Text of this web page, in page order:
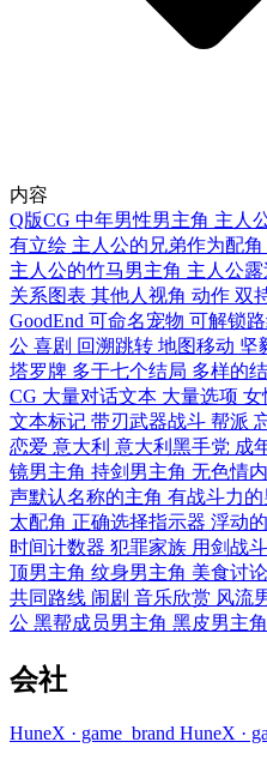
内容
Q版CG 中年男性男主角 主人
有立绘 主人公的兄弟作为配角
主人公的竹马男主角 主人公
关系图表 其他人视角 动作 双
GoodEnd 可命名宠物 可解锁
公 喜剧 回溯跳转 地图移动 坚
塔罗牌 多于七个结局 多样的
CG 大量对话文本 大量选项 女
文本标记 带刃武器战斗 帮派
恋爱 意大利 意大利黑手党 成
镜男主角 持剑男主角 无色情
声默认名称的主角 有战斗力的
太配角 正确选择指示器 浮动
时间计数器 犯罪家族 用剑战斗
顶男主角 纹身男主角 美食讨论
共同路线 闹剧 音乐欣赏 风流
公 黑帮成员男主角 黑皮男主角
会社
HuneX · game_brand HuneX ·